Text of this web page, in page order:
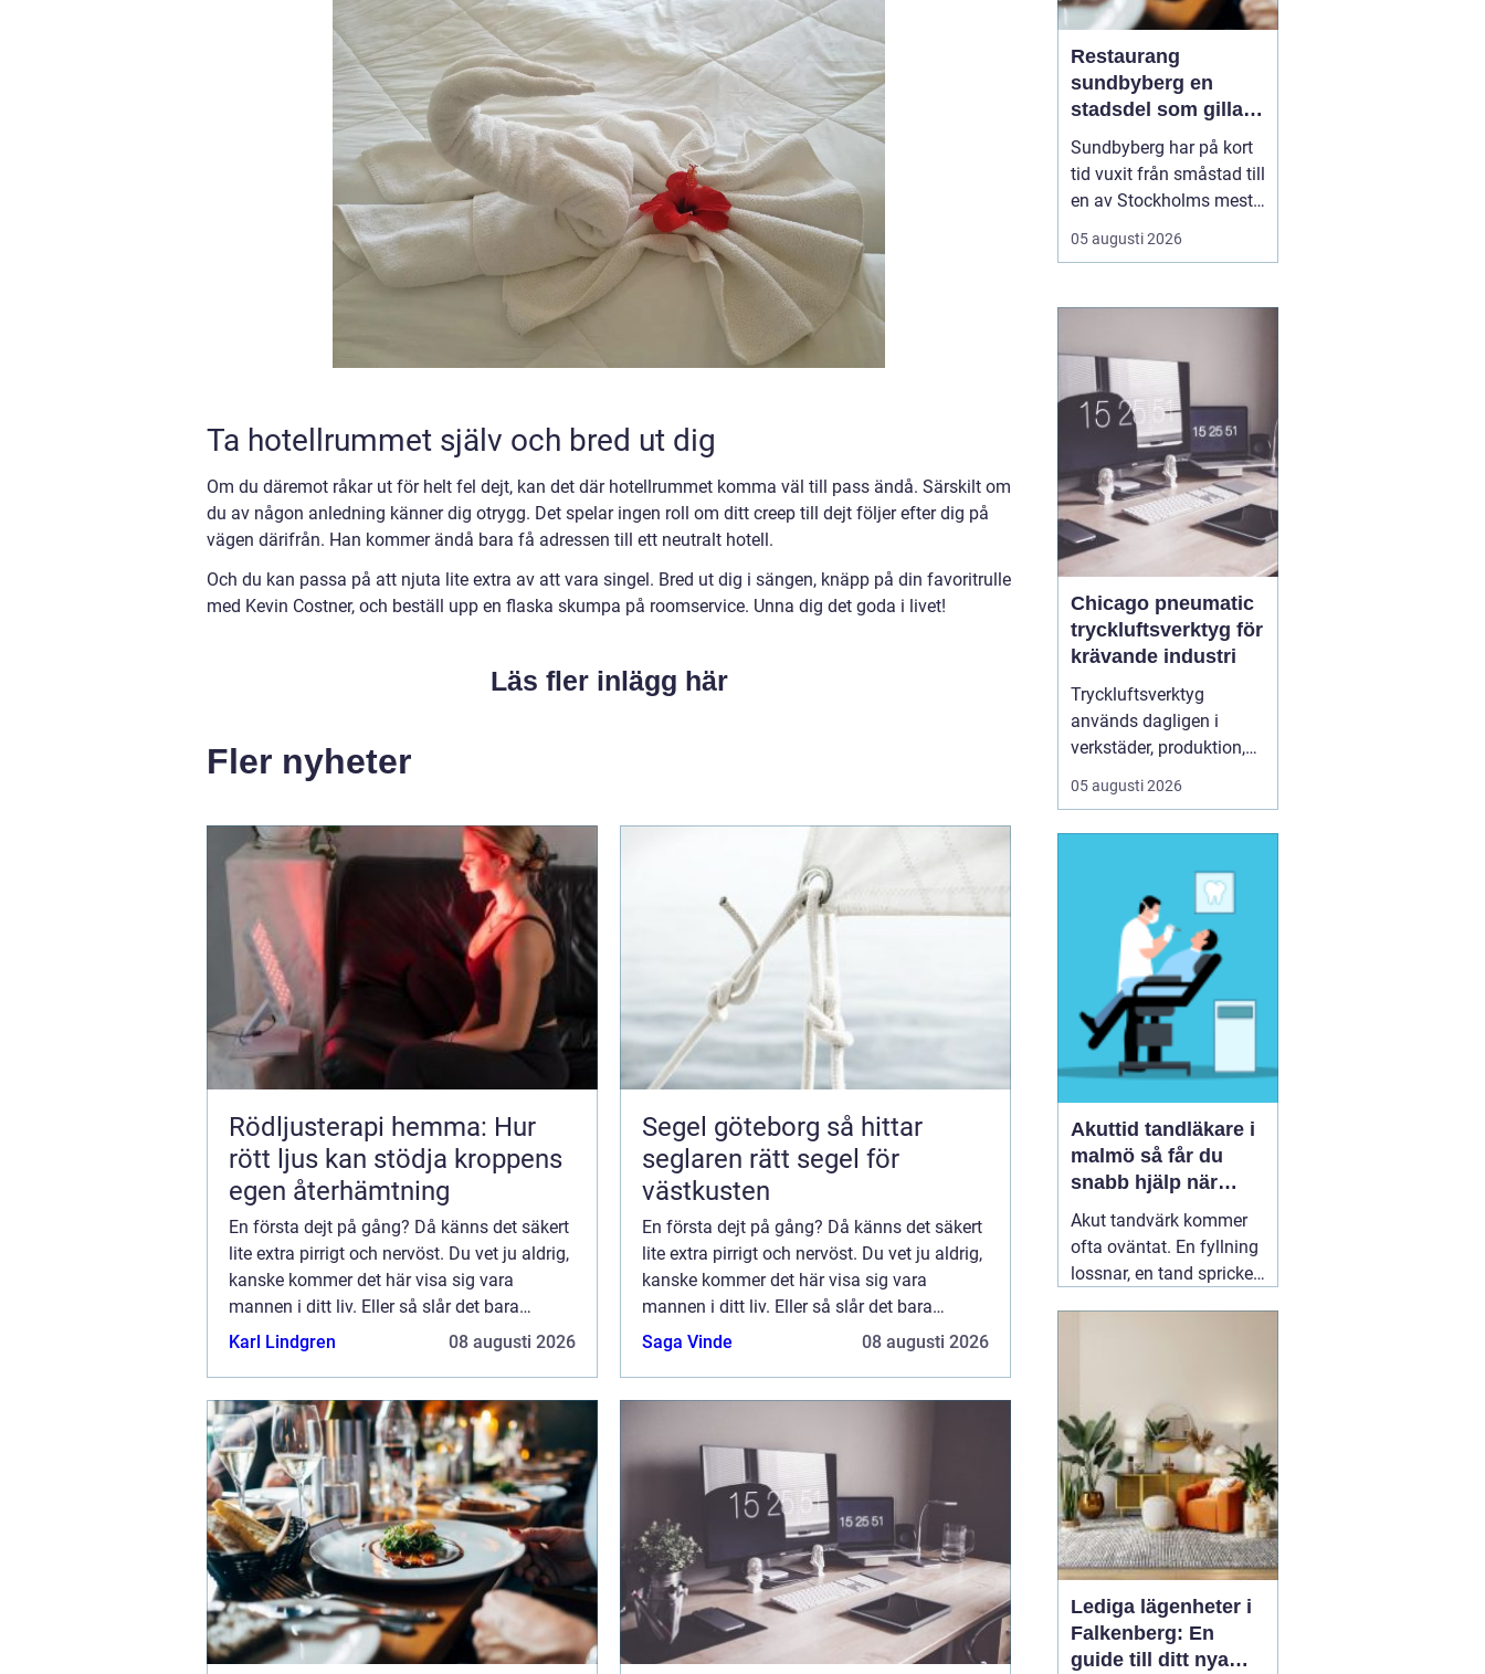
Ta hotellrummet själv och bred ut dig
Om du däremot råkar ut för helt fel dejt, kan det där hotellrummet komma väl till pass ändå. Särskilt om
du av någon anledning känner dig otrygg. Det spelar ingen roll om ditt creep till dejt följer efter dig på
vägen därifrån. Han kommer ändå bara få adressen till ett neutralt hotell.
Och du kan passa på att njuta lite extra av att vara singel. Bred ut dig i sängen, knäpp på din favoritrulle
med Kevin Costner, och beställ upp en flaska skumpa på roomservice. Unna dig det goda i livet!
Läs fler inlägg här
Fler nyheter
Rödljusterapi hemma: Hur
rött ljus kan stödja kroppens
egen återhämtning
En första dejt på gång? Då känns det säkert
lite extra pirrigt och nervöst. Du vet ju aldrig,
kanske kommer det här visa sig vara
mannen i ditt liv. Eller så slår det bara
gnistor för en kväll? En kan aldrig så noga
Karl Lindgren 08 augusti 2026
Segel göteborg så hittar
seglaren rätt segel för
västkusten
En första dejt på gång? Då känns det säkert
lite extra pirrigt och nervöst. Du vet ju aldrig,
kanske kommer det här visa sig vara
mannen i ditt liv. Eller så slår det bara
gnistor för en kväll? En kan aldrig så noga
Saga Vinde 08 augusti 2026
Restaurang
sundbyberg en
stadsdel som gillar
mat, sport och
spontana möten
Sundbyberg har på kort
tid vuxit från småstad till
en av Stockholms mest
levande knutpunkter.
Med nya bostäder,
kommunikationer har
tagit fart. Här blandas
kvarterskrogar, trendiga
bistron och sportbarer
05 augusti 2026
Chicago pneumatic
tryckluftsverktyg för
krävande industri
Tryckluftsverktyg
används dagligen i
verkstäder, produktion,
service och underhåll. De
ska leverera högt
säkra och ergonomiska
för användaren. Chicago
Pneumatic är ett av de
mest etablerade namnen
05 augusti 2026
Akuttid tandläkare i
malmö så får du
snabb hjälp när
tanden gör ont
Akut tandvärk kommer
ofta oväntat. En fyllning
lossnar, en tand spricker
enda fråga: Hur får jag
snabbt04 augusti 2026
Lediga lägenheter i
Falkenberg: En
guide till ditt nya